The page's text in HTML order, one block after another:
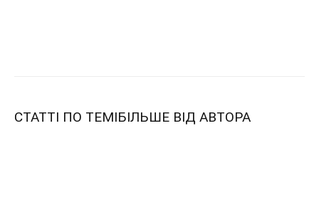
СТАТТІ ПО ТЕМІБІЛЬШЕ ВІД АВТОРА